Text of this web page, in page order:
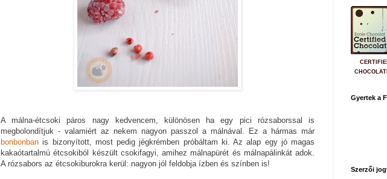
A málna-étcsoki páros nagy kedvencem, különösen ha egy pici rózsaborssal is
megbolondítjuk - valamiért az nekem nagyon passzol a málnával. Ez a hármas már
bonbonban is bizonyított, most pedig jégkrémben próbáltam ki. Az alap egy jó magas
kakaótartalmú étcsokiból készült csokifagyi, amihez málnapürét és málnapálinkát adok.
A rózsabors az étcsokiburokra kerül: nagyon jól feldobja ízben és színben is!
Gyertek a
Szerzői